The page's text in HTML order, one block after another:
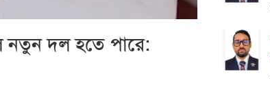
নতুন দল হতে পারে: